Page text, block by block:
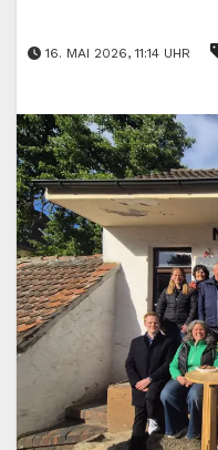
16. MAI 2026, 11:14 UHR